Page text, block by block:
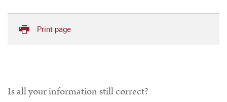
Print page
Is all your information still correct?